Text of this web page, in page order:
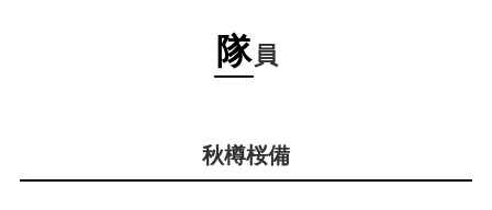
隊 員
秋樽桜備